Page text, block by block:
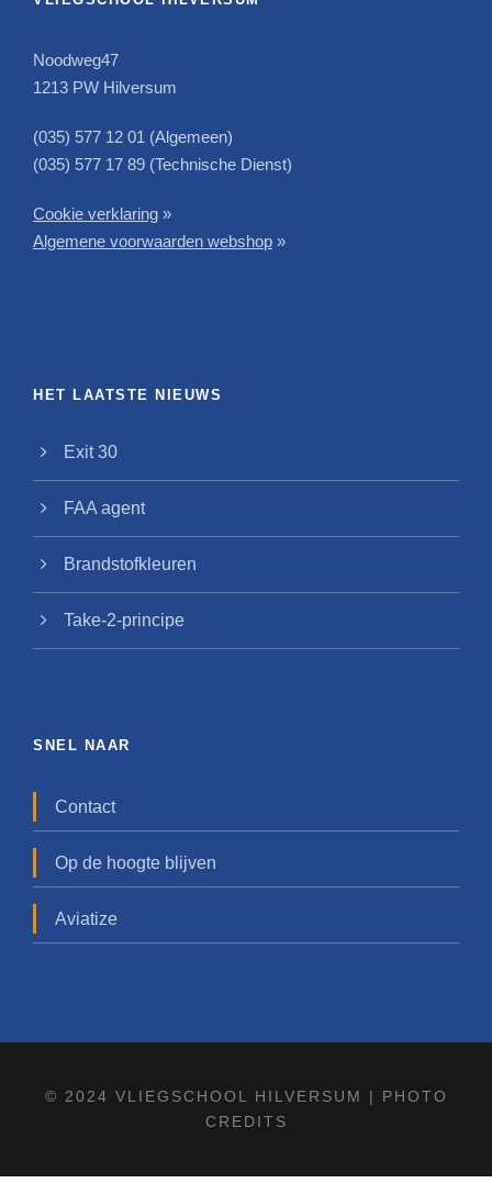
Noodweg47
1213 PW Hilversum
(035) 577 12 01 (Algemeen)
(035) 577 17 89 (Technische Dienst)
Cookie verklaring »
Algemene voorwaarden webshop »
HET LAATSTE NIEUWS
Exit 30
FAA agent
Brandstofkleuren
Take-2-principe
SNEL NAAR
Contact
Op de hoogte blijven
Aviatize
© 2024 VLIEGSCHOOL HILVERSUM | PHOTO
CREDITS